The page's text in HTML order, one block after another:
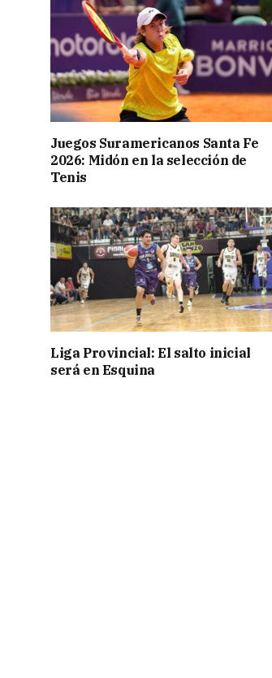
Juegos Suramericanos Santa Fe
2026: Midón en la selección de
Tenis
Liga Provincial: El salto inicial
será en Esquina